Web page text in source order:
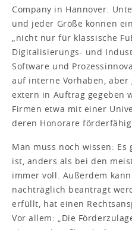
Company in Hannover.
und jeder Größe können
„nicht nur für klassische
Digitalisierungs- und
Software und
auf interne Vorhaben, aber
extern in Auftrag gegeben
Firmen etwa mit einer
deren Honorare
Man muss noch wissen:
ist, anders als bei den
immer voll. Außerdem
nachträglich beantragt
erfüllt, hat einen
Vor allem: „Die